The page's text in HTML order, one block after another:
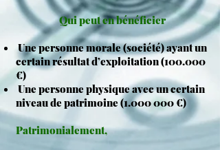
Qui peut en bénéficier
Une personne morale (société) ayant un
certain résultat d’exploitation (100.000
€)
Une personne physique avec un certain
niveau de patrimoine(1.000 000€)
Patrimonialement,